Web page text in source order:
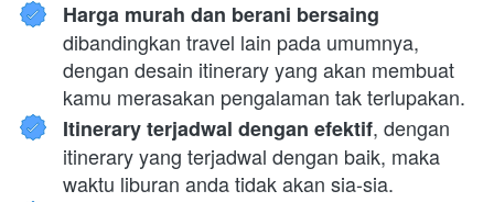
dibandingkan travel lain pada umumnya,
dengan desain itinerary yang akan membuat
kamu merasakan pengalaman tak terlupakan.
Itinerary terjadwal dengan efektif, dengan
itinerary yang terjadwal dengan baik, maka
waktu liburan anda tidak akan sia-sia.